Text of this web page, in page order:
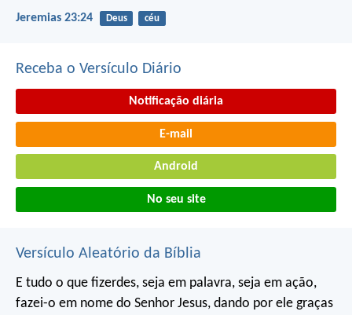
Jeremias 23:24 Deus céu
Receba o Versículo Diário
Notificação diária
E-mail
Android
No seu site
Versículo Aleatório da Bíblia
E tudo o que fizerdes, seja em palavra, seja em ação,
fazei-o em nome do Senhor Jesus, dando por ele graças